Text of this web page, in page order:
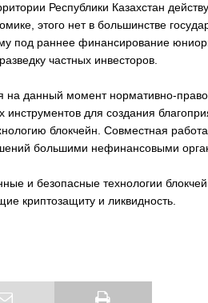
Республики Казахстан
этого нет в большинстве
под раннее финансирование
частных инвесторов.
данный момент нормативно-
для создания
блокчейн. Совместная
большими нефинансовыми
и безопасные технологии
криптозащиту и ликвидность.